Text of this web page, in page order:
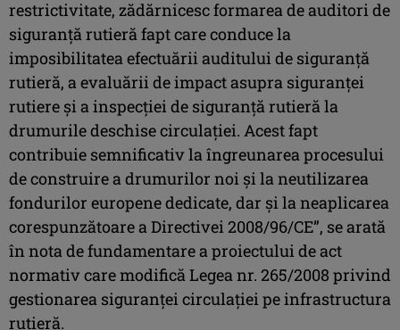
restrictivitate, zădărnicesc formarea de auditori de
siguranță rutieră fapt care conduce la
imposibilitatea efectuării auditului de siguranță
rutieră, a evaluării de impact asupra siguranței
rutiere și a inspecției de siguranță rutieră la
drumurile deschise circulației. Acest fapt
contribuie semnificativ la îngreunarea procesului
de construire a drumurilor noi și la neutilizarea
fondurilor europene dedicate, dar și la neaplicarea
corespunzătoare a Directivei 2008/96/CE”, se arată
în nota de fundamentare a proiectului de act
normativ care modifică Legea nr. 265/2008 privind
gestionarea siguranţei circulaţiei pe infrastructura
rutieră.